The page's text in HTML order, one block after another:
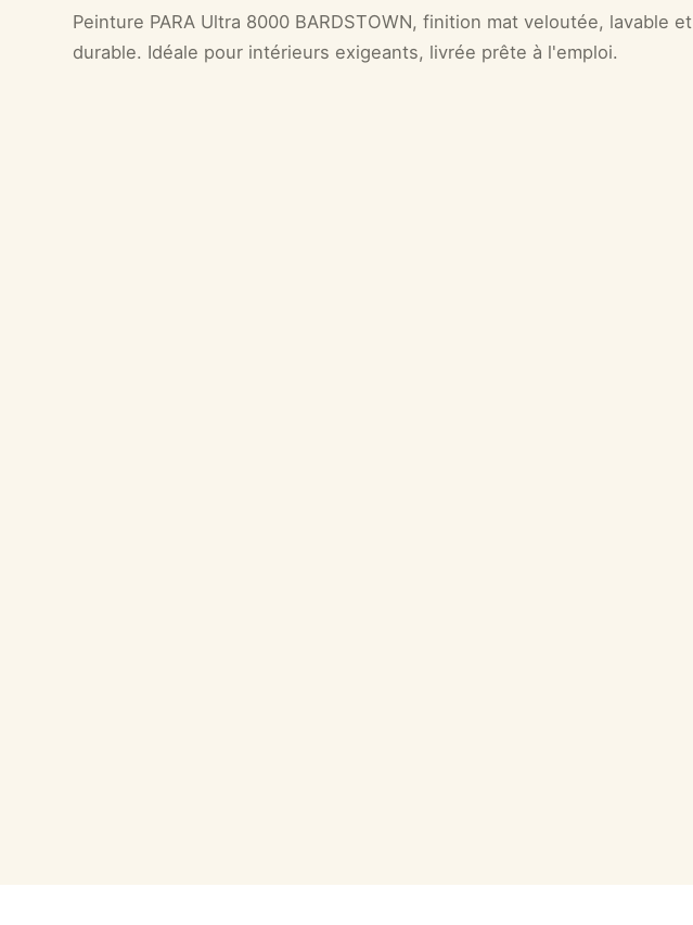
Peinture PARA Ultra 8000 BARDSTOWN, finition mat veloutée, lavable et
durable. Idéale pour intérieurs exigeants, livrée prête à l'emploi.